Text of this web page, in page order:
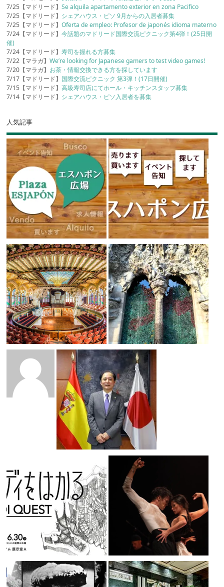
7/25【マドリード】Se alquila apartamento exterior en zona Pacifico
7/25【マドリード】 シェアハウス・ピソ 9月からの入居者募集
7/25【マドリード】Oferta de empleo: Profesor de japonés idioma materno
7/24【マドリード】今話題のマドリード国際交流ピクニック第4弾！(25日開
催)
7/24【マドリード】寿司を握れる方募集
7/22【マラガ】We’re looking for Japanese gamers to test video games!
7/20【マラガ】 お茶・情報交換できる方を探しています
7/17【マドリード】 国際交流ピクニック 第3弾！(17日開催)
7/15【マドリード】高級寿司店にてホール・キッチンスタッフ募集
7/14【マドリード】 シェアハウス・ピソ入居者を募集
人気記事